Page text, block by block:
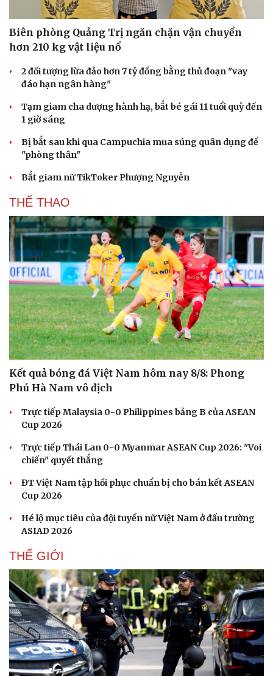
Văn hóa
Sân khấu - Điện ảnh
Văn học
Âm nhạc
Di sản
Giải trí
Nghệ sĩ
Thời trang
Sao Việt
Biên phòng Quảng Trị ngăn chặn vận chuyển
hơn 210 kg vật liệu nổ
2 đối tượng lừa đảo hơn 7 tỷ đồng bằng thủ đoạn "vay
đáo hạn ngân hàng"
Tạm giam cha dượng hành hạ, bắt bé gái 11 tuổi quỳ đến
1 giờ sáng
Bị bắt sau khi qua Campuchia mua súng quân dụng để
"phòng thân"
Bắt giam nữ TikToker Phượng Nguyễn
THỂ THAO
Kết quả bóng đá Việt Nam hôm nay 8/8: Phong
Phú Hà Nam vô địch
Trực tiếp Malaysia 0-0 Philippines bảng B của ASEAN
Cup 2026
Trực tiếp Thái Lan 0-0 Myanmar ASEAN Cup 2026: "Voi
chiến" quyết thắng
ĐT Việt Nam tập hồi phục chuẩn bị cho bán kết ASEAN
Cup 2026
Hé lộ mục tiêu của đội tuyển nữ Việt Nam ở đấu trường
ASIAD 2026
THẾ GIỚI